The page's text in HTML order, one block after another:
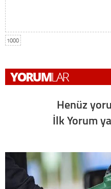
1000
Henüz
İlk Yorum